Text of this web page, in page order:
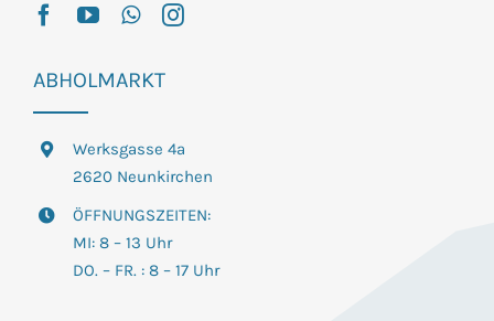
ABHOLMARKT
Werksgasse 4a
2620 Neunkirchen
ÖFFNUNGSZEITEN:
MI: 8 – 13 Uhr
DO. – FR. : 8 – 17 Uhr